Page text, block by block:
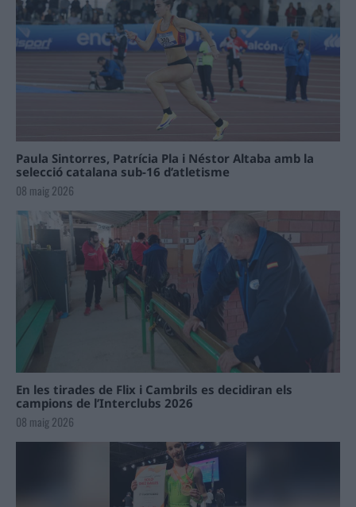
Paula Sintorres, Patrícia Pla i Néstor Altaba amb la
selecció catalana sub-16 d’atletisme
08 maig 2026
En les tirades de Flix i Cambrils es decidiran els
campions de l’Interclubs 2026
08 maig 2026